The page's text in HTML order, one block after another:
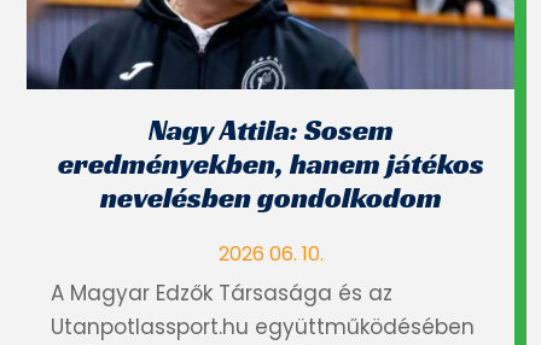
Nagy Attila: Sosem
eredményekben, hanem játékos
nevelésben gondolkodom
2026 06. 10.
A Magyar Edzők Társasága és az
Utanpotlassport.hu együttműködésében